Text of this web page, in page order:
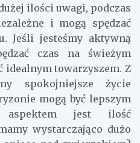
ilości uwagi, podczas
i mogą spędzać
Jeśli jesteśmy aktywną
czas na świeżym
idealnym towarzyszem. Z
spokojniejsze życie
mogą być lepszym
aspektem jest ilość
wystarczająco dużo